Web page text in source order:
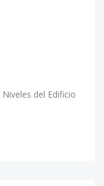
del Edificio